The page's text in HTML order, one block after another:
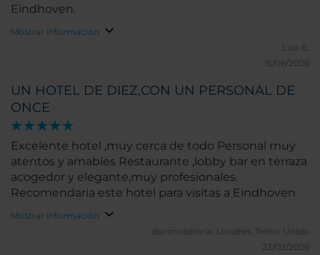
Eindhoven.
Mostrar información
Luis E.
15/06/2026
UN HOTEL DE DIEZ,CON UN PERSONAL DE
ONCE
Excelente hotel ,muy cerca de todo Personal muy
atentos y amables Restaurante ,lobby bar en terraza
acogedor y elegante,muy profesionales.
Recomendaria este hotel para visitas a Eindhoven
Mostrar información
dsinmobiliaria.
Londres, Reino Unido
23/02/2026